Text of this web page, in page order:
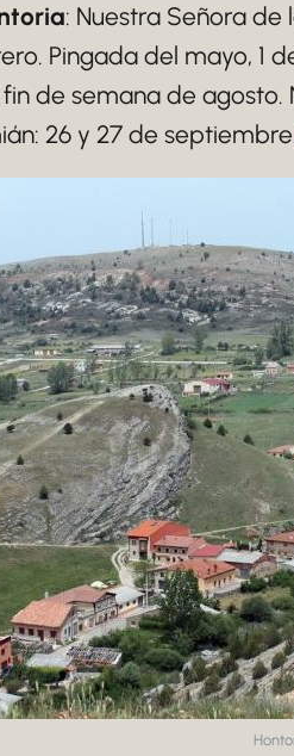
: Nuestra Señora de
Pingada del mayo, 1
de semana de agosto.
26 y 27 de